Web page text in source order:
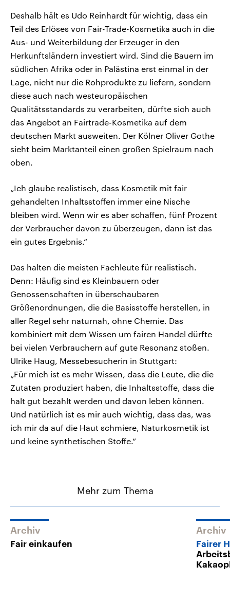
Deshalb hält es Udo Reinhardt für wichtig, dass ein
Teil des Erlöses von Fair-Trade-Kosmetika auch in die
Aus- und Weiterbildung der Erzeuger in den
Herkunftsländern investiert wird. Sind die Bauern im
südlichen Afrika oder in Palästina erst einmal in der
Lage, nicht nur die Rohprodukte zu liefern, sondern
diese auch nach westeuropäischen
Qualitätsstandards zu verarbeiten, dürfte sich auch
das Angebot an Fairtrade-Kosmetika auf dem
deutschen Markt ausweiten. Der Kölner Oliver Gothe
sieht beim Marktanteil einen großen Spielraum nach
oben.
„Ich glaube realistisch, dass Kosmetik mit fair
gehandelten Inhaltsstoffen immer eine Nische
bleiben wird. Wenn wir es aber schaffen, fünf Prozent
der Verbraucher davon zu überzeugen, dann ist das
ein gutes Ergebnis.“
Das halten die meisten Fachleute für realistisch.
Denn: Häufig sind es Kleinbauern oder
Genossenschaften in überschaubaren
Größenordnungen, die die Basisstoffe herstellen, in
aller Regel sehr naturnah, ohne Chemie. Das
kombiniert mit dem Wissen um fairen Handel dürfte
bei vielen Verbrauchern auf gute Resonanz stoßen.
Ulrike Haug, Messebesucherin in Stuttgart:
„Für mich ist es mehr Wissen, dass die Leute, die die
Zutaten produziert haben, die Inhaltsstoffe, dass die
halt gut bezahlt werden und davon leben können.
Und natürlich ist es mir auch wichtig, dass das, was
ich mir da auf die Haut schmiere, Naturkosmetik ist
und keine synthetischen Stoffe.“
Mehr zum Thema
Archiv
Fair einkaufen
Archiv
Fairer